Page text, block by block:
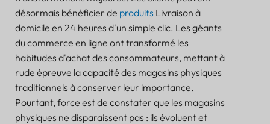
désormais bénéficier de produits Livraison à
domicile en 24 heures d'un simple clic. Les géants
du commerce en ligne ont transformé les
habitudes d'achat des consommateurs, mettant à
rude épreuve la capacité des magasins physiques
traditionnels à conserver leur importance.
Pourtant, force est de constater que les magasins
physiques ne disparaissent pas : ils évoluent et